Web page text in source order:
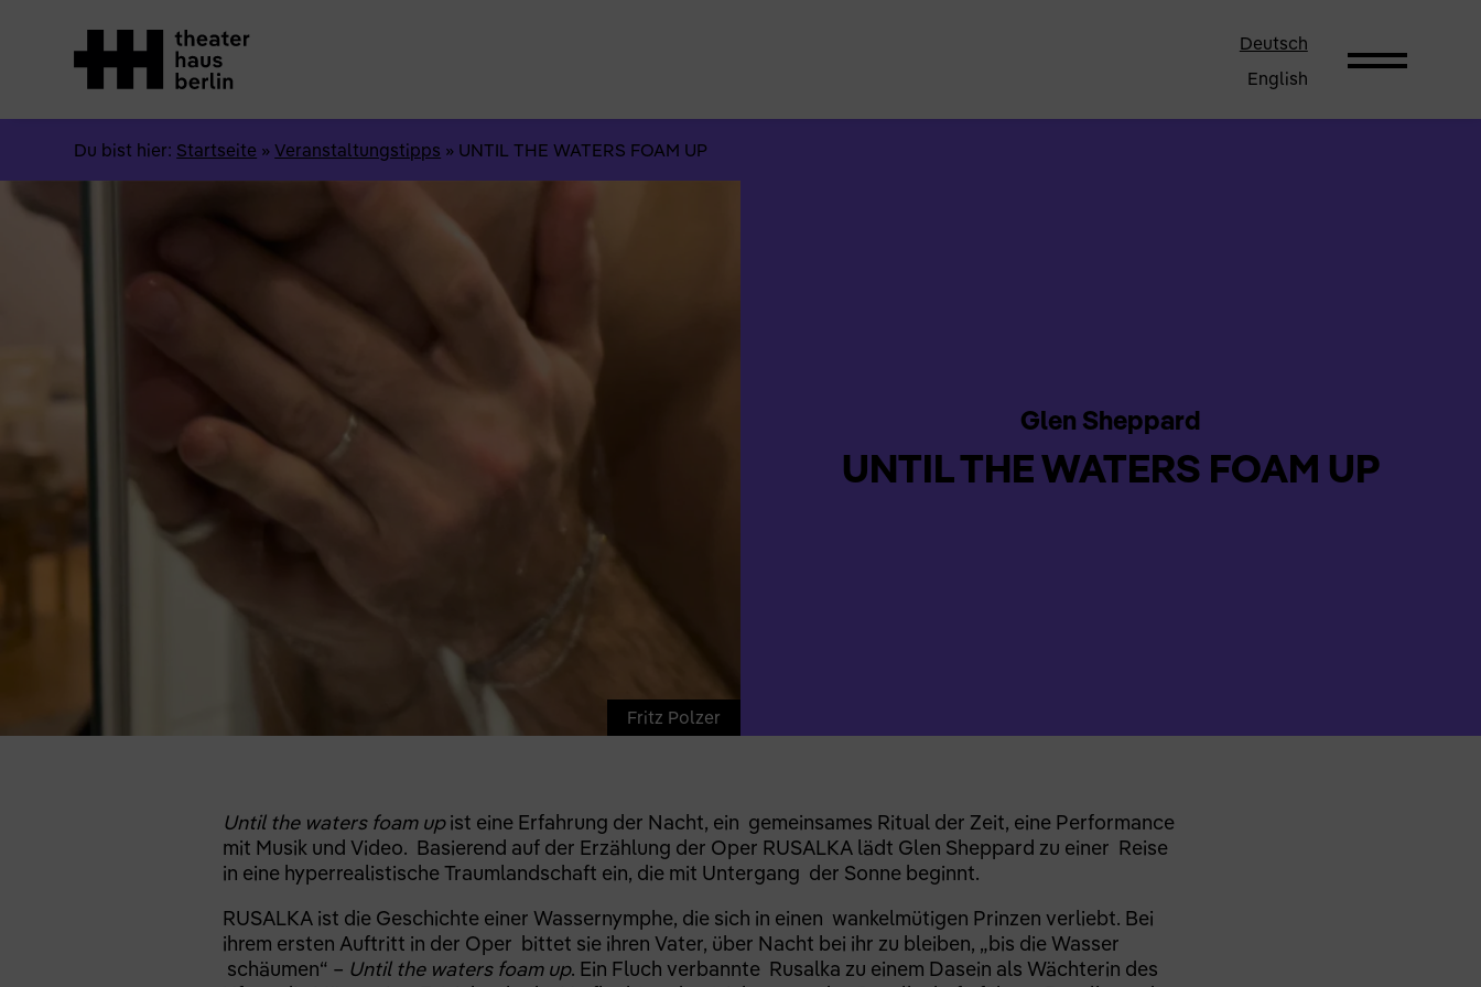
Deutsch
English
Du bist hier: Startseite »Veranstaltungstipps » UNTIL THE WATERS FOAM UP
Fritz Polzer
Glen Sheppard
UNTIL THE WATERS FOAM UP
Until the waters foam upist eine Erfahrung der Nacht, ein gemeinsames Ritual der Zeit, eine Performance
mit Musik und Video. Basierend auf der Erzählung der Oper RUSALKA lädt Glen Sheppard zu einer Reise
in eine hyperrealistische Traumlandschaft ein, die mit Untergang der Sonne beginnt.
RUSALKA ist die Geschichte einer Wassernymphe, die sich in einen wankelmütigen Prinzen verliebt. Bei
ihrem ersten Auftritt in der Oper bittet sie ihren Vater, über Nacht bei ihr zu bleiben, „bis die Wasser
schäumen“ – Until the waters foam up. Ein Fluch verbannte Rusalka zu einem Dasein als Wächterin des